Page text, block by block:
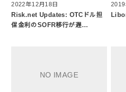
2022年12月18日
Risk.net Updates: OTCドル担
保金利のSOFR移行が遅…
2019